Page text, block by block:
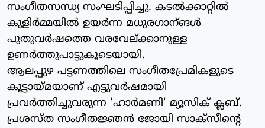
സംഗീതസന്ധ്യ സംഘടിപ്പിച്ചു. കടല്‍ക്കാറ്റില്‍
കുളിര്‍മ്മയില്‍ ഉയര്‍ന്ന മധുരഗാന്ങള്‍
പുതുവര്‍ഷത്തെ വരവേല്ക്കാനുള്ള
ഉണര്‍ത്തുപാട്ടുകൂടെയായി.
ആലപ്പുഴ പട്ടണത്തിലെ സംഗീതപ്രേമികളുടെ
കൂട്ടായ്മയാണ് എട്ടുവര്‍ഷമായി
പ്രവര്‍ത്തിച്ചുവരുന്ന 'ഹാര്‍മണി' മ്യൂസിക് ക്ലബ്.
പ്രശസ്ത സംഗീതജ്ഞന്‍ ജോയി സാക്‌സീന്റെ